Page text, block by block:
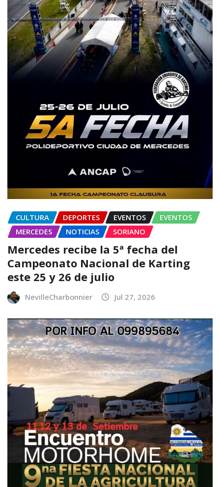
CULTURA DEPORTES EVENTOS
EVENTOS
MERCEDES
NOTICIAS SORIANO
Mercedes recibe la 5ª fecha del
Campeonato Nacional de Karting
este 25 y 26 de julio
NevilleCharbonnier Jul 27, 2026